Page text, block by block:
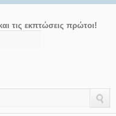
τις εκπτώσεις πρώτοι!